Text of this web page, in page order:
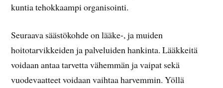
kuntia tehokkaampi organisointi.
Seuraava säästökohde on lääke-, ja muiden
hoitotarvikkeiden ja palveluiden hankinta. Lääkkeitä
voidaan antaa tarvetta vähemmän ja vaipat sekä
vuodevaatteet voidaan vaihtaa harvemmin. Yöllä